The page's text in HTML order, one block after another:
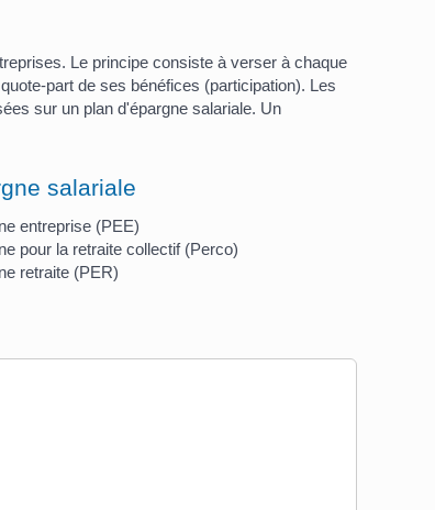
Le principe consiste à verser à chaque
part de ses bénéfices (participation). Les
sur un plan d'épargne salariale. Un
salariale
entreprise (PEE)
pour la retraite collectif (Perco)
retraite (PER)